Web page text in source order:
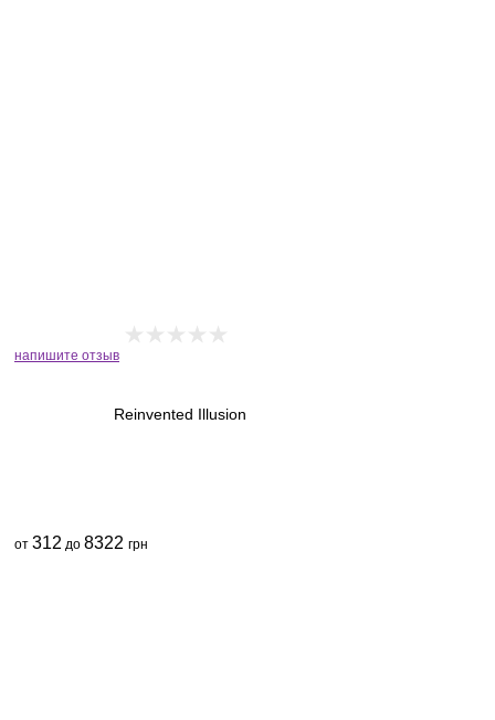
напишите отзыв
Reinvented Illusion
от 312 до 8322 грн